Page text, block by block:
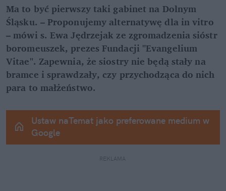
Ma to być pierwszy taki gabinet na Dolnym
Śląsku. – Proponujemy alternatywę dla in vitro
– mówi s. Ewa Jędrzejak ze zgromadzenia sióstr
boromeuszek, prezes Fundacji "Evangelium
Vitae". Zapewnia, że siostry nie będą stały na
bramce i sprawdzały, czy przychodząca do nich
para to małżeństwo.
Ustaw naTemat jako preferowane medium w
Google
REKLAMA